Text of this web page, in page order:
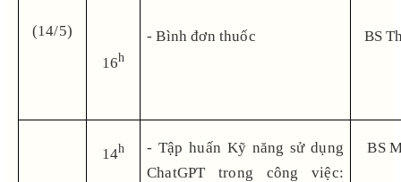
(14/5)
16h
- Bình đơn thuốc BS
14h
- Tập huấn Kỹ năng sử dụng
ChatGPT trong công việc:
BS